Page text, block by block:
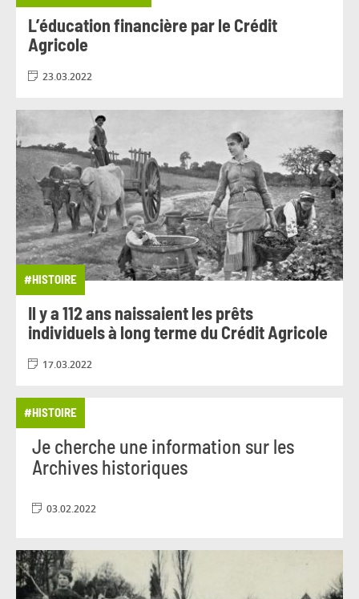
L’éducation financière par le Crédit
Agricole
23.03.2022
#HISTOIRE
Il y a 112 ans naissaient les prêts
individuels à long terme du Crédit Agricole
17.03.2022
#HISTOIRE
Je cherche une information sur les
Archives historiques
03.02.2022